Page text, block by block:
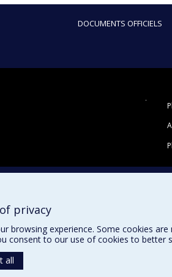
DOCUMENTS OFFICIELS
privacy
browsing experience. Some cookies
consent to our use of cookies to better
all